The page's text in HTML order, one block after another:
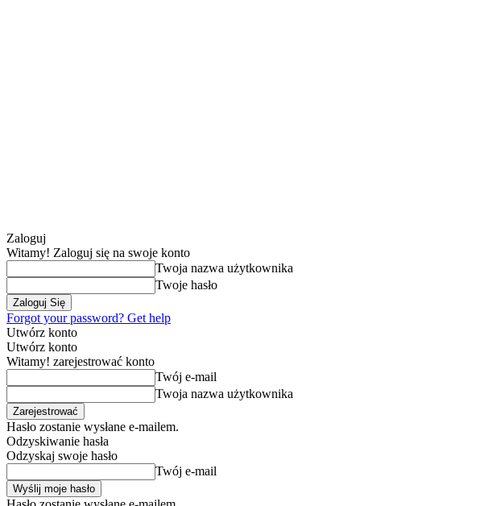
Zaloguj
Witamy! Zaloguj się na swoje konto
Twoja nazwa użytkownika
Twoje hasło
Forgot your password? Get help
Utwórz konto
Utwórz konto
Witamy! zarejestrować konto
Twój e-mail
Twoja nazwa użytkownika
Hasło zostanie wysłane e-mailem.
Odzyskiwanie hasła
Odzyskaj swoje hasło
Twój e-mail